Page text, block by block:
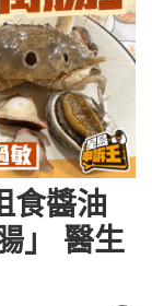
食醬油
」 醫生